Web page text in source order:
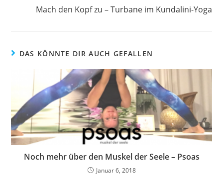
Mach den Kopf zu – Turbane im Kundalini-Yoga
DAS KÖNNTE DIR AUCH GEFALLEN
Noch mehr über den Muskel der Seele – Psoas
Januar 6, 2018